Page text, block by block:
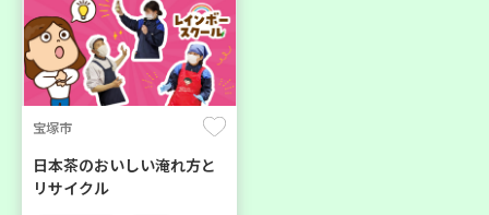
宝塚市
日本茶のおいしい淹れ方と
リサイクル